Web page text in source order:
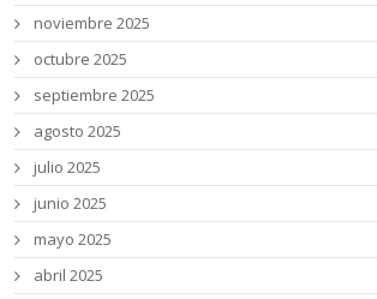
noviembre 2025
octubre 2025
septiembre 2025
agosto 2025
julio 2025
junio 2025
mayo 2025
abril 2025